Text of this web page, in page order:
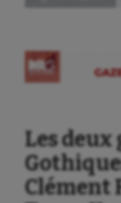
Auto
Aviron
Les deux
Clément